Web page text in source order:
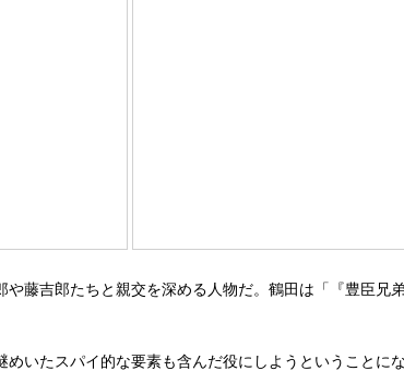
藤吉郎たちと親交を深める人物だ。鶴田は「『豊臣兄
いたスパイ的な要素も含んだ役にしようということに